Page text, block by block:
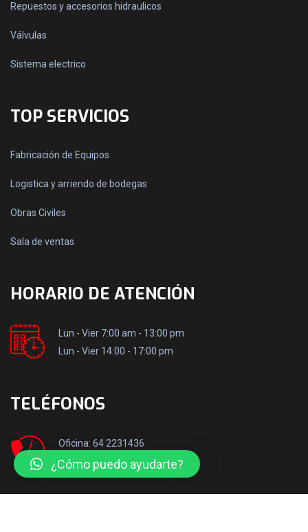
Repuestos y accesorios hidraulicos
Válvulas
Sistema electrico
TOP SERVICIOS
Fabricación de Equipos
Logistica y arriendo de bodegas
Obras Civiles
Sala de ventas
HORARIO DE ATENCIÓN
Lun - Vier 7:00 am - 13:00 pm
Lun - Vier 14:00 - 17:00 pm
TELÉFONOS
Oficina: 64 2231436
Móvil: +569 50106517
¿Cómo puedo ayudarte?